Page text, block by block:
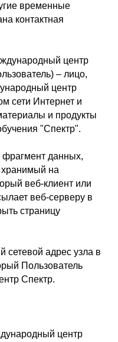
временные
контактная
центр
– лицо,
центр
сети Интернет и
и продукты
"Спектр".
данных,
на
веб-клиент или
веб-серверу в
страницу
сетевой адрес узла в
Пользователь
Спектр.
центр